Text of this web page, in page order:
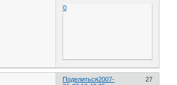
0
Поделиться 27
2007-